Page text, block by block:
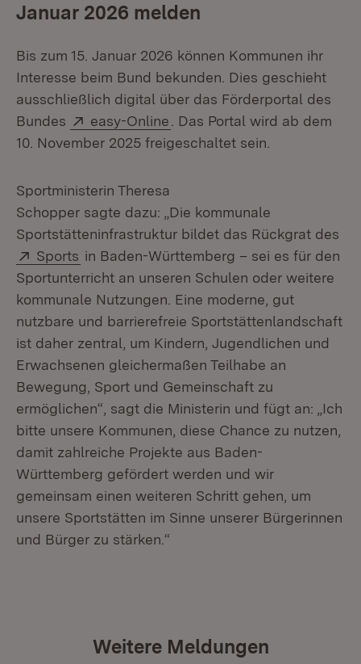
Januar 2026 melden
Bis zum 15. Januar 2026 können Kommunen ihr
Interesse beim Bund bekunden. Dies geschieht
ausschließlich digital über das Förderportal des
Bundes
Extern:
easy-Online (Öffnet in neuem Fenster)
. Das Portal wird ab dem
10. November 2025 freigeschaltet sein.
Sportministerin Theresa
Schopper sagte dazu: „Die kommunale
Sportstätteninfrastruktur bildet das Rückgrat des
Extern:
Sports (Öffnet in neuem Fenster)
in Baden-Württemberg – sei es für den
Sportunterricht an unseren Schulen oder weitere
kommunale Nutzungen. Eine moderne, gut
nutzbare und barrierefreie Sportstättenlandschaft
ist daher zentral, um Kindern, Jugendlichen und
Erwachsenen gleichermaßen Teilhabe an
Bewegung, Sport und Gemeinschaft zu
ermöglichen“, sagt die Ministerin und fügt an: „Ich
bitte unsere Kommunen, diese Chance zu nutzen,
damit zahlreiche Projekte aus Baden-
Württemberg gefördert werden und wir
gemeinsam einen weiteren Schritt gehen, um
unsere Sportstätten im Sinne unserer Bürgerinnen
und Bürger zu stärken.“
Weitere Meldungen